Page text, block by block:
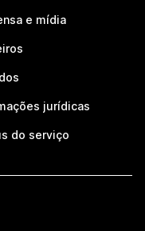
e mídia
jurídicas
do serviço